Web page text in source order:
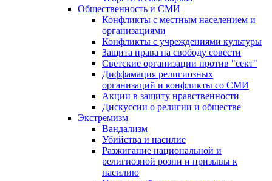
Общественность и СМИ
Конфликты с местным населением и
организациями
Конфликты с учреждениями культуры
Защита права на свободу совести
Светские организации против "сект"
Диффамация религиозных
организаций и конфликты со СМИ
Акции в защиту нравственности
Дискуссии о религии и обществе
Экстремизм
Вандализм
Убийства и насилие
Разжигание национальной и
религиозной розни и призывы к
насилию